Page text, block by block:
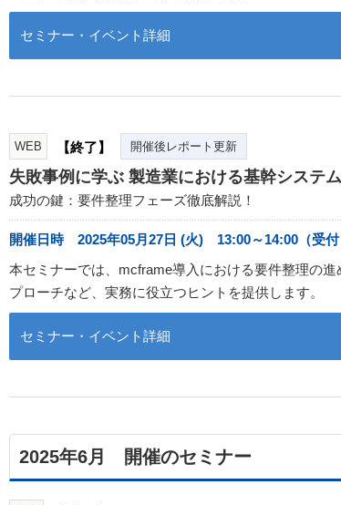
セミナー・イベント詳細
WEB 【終了】 開催後レポート更新
失敗事例に学ぶ 製造業における基幹システ
成功の鍵：要件整理フェーズ徹底解説！
開催日時 2025年05月27日 (火) 13:00～14:00（受付
本セミナーでは、mcframe導入における要件整理の
プローチなど、実務に役立つヒントを提供します。
セミナー・イベント詳細
2025年6月 開催のセミナー